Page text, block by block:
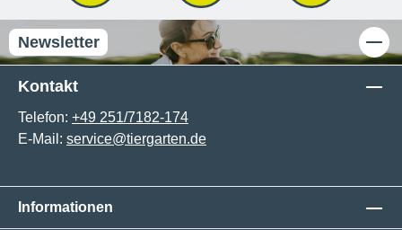
Newsletter
Kontakt
Telefon: +49 251/7182-174
E-Mail: service@tiergarten.de
Informationen